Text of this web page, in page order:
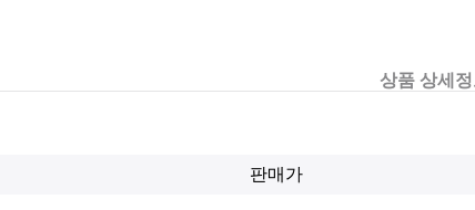
상품 상세
판매가